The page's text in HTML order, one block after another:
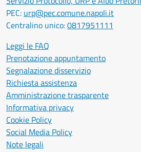
PEC: urp@pec.comune.napoli.it
Centralino unico:0817951111
Leggi le FAQ
Prenotazione appuntamento
Segnalazione disservizio
Richiesta assistenza
Amministrazione trasparente
Informativa privacy
Cookie Policy
Social Media Policy
Note legali